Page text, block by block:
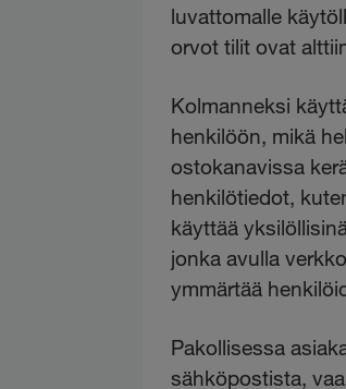
luvattomalle
orvot tilit ovat
Kolmanneksi
henkilöön, mikä
ostokanavissa
henkilötiedot,
käyttää
jonka avulla
ymmärtää
Pakollisessa
sähköpostista,